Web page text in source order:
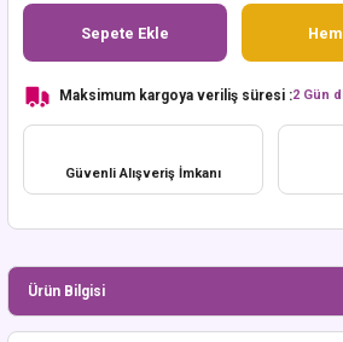
Sepete Ekle
Maksimum kargoya veriliş süresi :2 Gün
Güvenli Alışveriş İmkanı
Ürün Bilgisi